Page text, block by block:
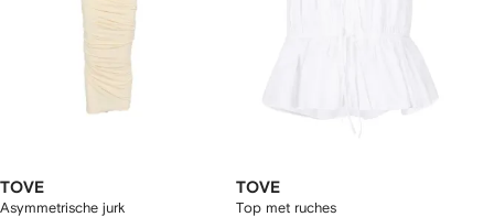
TOVE
Asymmetrische jurk
TOVE
Top met ruches